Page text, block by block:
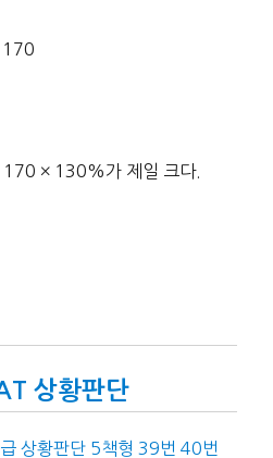
× 130%가 제일 크다.
상황판단
상황판단 5책형 39번 40번